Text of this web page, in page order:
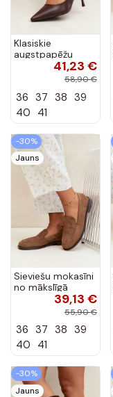
Klasiskie
augstpapēžu
kurpes no
mākslīgās ādas,
41,23 €
58,90 €
36 37 38 39
40 41
-30%
Jauns
Sieviešu mokasīni
no mākslīgā
zamša, brūnā
krāsā Laisie
39,13 €
55,90 €
36 37 38 39
40 41
-30%
Jauns